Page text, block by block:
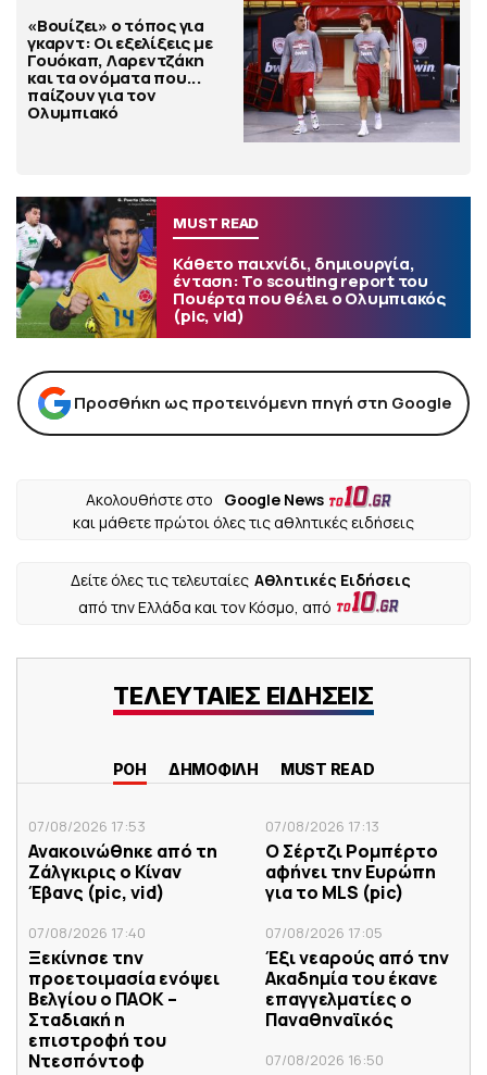
«Βουίζει» ο τόπος για
γκαρντ: Οι εξελίξεις με
Γουόκαπ, Λαρεντζάκη
και τα ονόματα που...
παίζουν για τον
Ολυμπιακό
MUST READ
Κάθετο παιχνίδι, δημιουργία,
ένταση: Το scouting report του
Πουέρτα που θέλει ο Ολυμπιακός
(pic, vid)
Προσθήκη ως προτεινόμενη πηγή στη Google
Ακολουθήστε στο
Google News
και μάθετε πρώτοι όλες τις αθλητικές ειδήσεις
Δείτε όλες τις τελευταίες Αθλητικές Ειδήσεις
από την Ελλάδα και τον Κόσμο, από
ΤΕΛΕΥΤΑΙΕΣ ΕΙΔΗΣΕΙΣ
ΡΟΗ ΔΗΜΟΦΙΛΗ MUST READ
07/08/2026 17:53
Ανακοινώθηκε από τη
Ζάλγκιρις ο Κίναν
Έβανς (pic, vid)
07/08/2026 17:40
Ξεκίνησε την
προετοιμασία ενόψει
Βελγίου ο ΠΑΟΚ –
Σταδιακή η
επιστροφή του
Ντεσπόντοφ
07/08/2026 17:13
Ο Σέρτζι Ρομπέρτο
αφήνει την Ευρώπη
για το MLS (pic)
07/08/2026 17:05
Έξι νεαρούς από την
Ακαδημία του έκανε
επαγγελματίες ο
Παναθηναϊκός
07/08/2026 16:50